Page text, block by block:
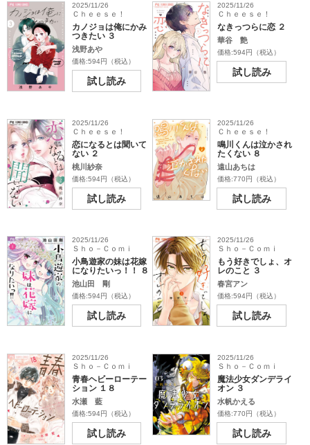
2025/11/26
Ｃｈｅｅｓｅ！
カノジョは俺にかみ
つきたい ３
浅野あや
価格:594円（税込）
試し読み
2025/11/26
Ｃｈｅｅｓｅ！
なきっつらに恋 ２
華谷 艶
価格:594円（税込）
試し読み
2025/11/26
Ｃｈｅｅｓｅ！
恋になるとは聞いて
ない ２
桃川紗奈
価格:594円（税込）
試し読み
2025/11/26
Ｃｈｅｅｓｅ！
鳴川くんは泣かされ
たくない ８
遠山あちは
価格:770円（税込）
試し読み
2025/11/26
Ｓｈｏ－Ｃｏｍｉ
小鳥遊家の妹は花嫁
になりたいっ！！ ８
池山田 剛
価格:594円（税込）
試し読み
2025/11/26
Ｓｈｏ－Ｃｏｍｉ
もう好きでしょ、オ
レのこと ３
春宮アン
価格:594円（税込）
試し読み
2025/11/26
Ｓｈｏ－Ｃｏｍｉ
青春ヘビーローテー
ション １８
水瀬 藍
価格:594円（税込）
試し読み
2025/11/26
Ｓｈｏ－Ｃｏｍｉ
魔法少女ダンデライ
オン ３
水帆かえる
価格:770円（税込）
試し読み